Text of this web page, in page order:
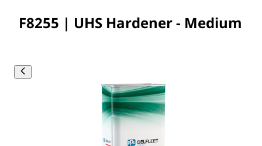
F8255 | UHS Hardener - Medium